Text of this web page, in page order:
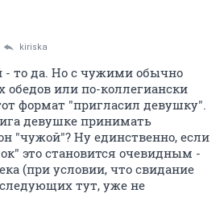
kiriska
- то да. Но с чужими обычно
обедов или по-коллегиански
формат "пригласил девушку".
девушке принимать
"чужой"? Ну единственно, если
это становится очевидным -
(при условии, что свидание
тут, уже не